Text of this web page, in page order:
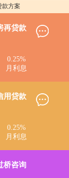
款方案
再贷款
0.25%
月利息
用贷款
0.25%
月利息
桥咨询